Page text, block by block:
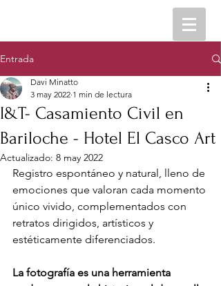
Entrada
I&T- Casamiento Civil en
Bariloche - Hotel El Casco Art
Davi Minatto
3 may 2022 1 min de lectura
Actualizado: 8 may 2022
Registro espontáneo y natural, lleno de
emociones que valoran cada momento
único vivido, complementados con
retratos dirigidos, artísticos y
estéticamente diferenciados.
La fotografía es una herramienta